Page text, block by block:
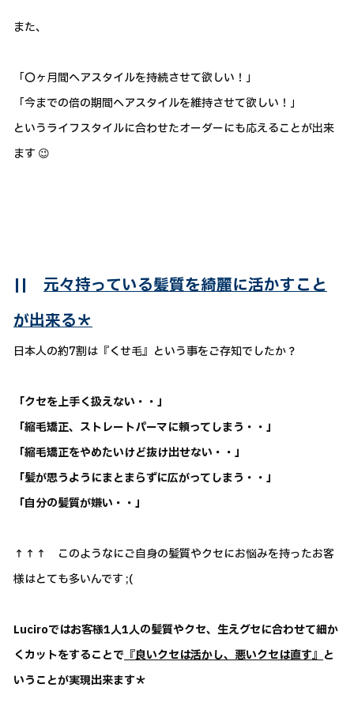
また、
「〇ヶ月間ヘアスタイルを持続させて欲しい！」
「今までの倍の期間ヘアスタイルを維持させて欲しい！」
というライフスタイルに合わせたオーダーにも応えることが出来
ます 😉
|| 元々持っている髪質を綺麗に活かすこと
が出来る＊
日本人の約7割は『くせ毛』という事をご存知でしたか？
「クセを上手く扱えない・・」
「縮毛矯正、ストレートパーマに頼ってしまう・・」
「縮毛矯正をやめたいけど抜け出せない・・」
「髪が思うようにまとまらずに広がってしまう・・」
「自分の髪質が嫌い・・」
↑↑↑ このようなにご自身の髪質やクセにお悩みを持ったお客
様はとても多いんです ;(
Luciroではお客様1人1人の髪質やクセ、生えグセに合わせて細か
くカットをすることで 『良いクセは活かし、悪いクセは直す』 と
いうことが実現出来ます＊